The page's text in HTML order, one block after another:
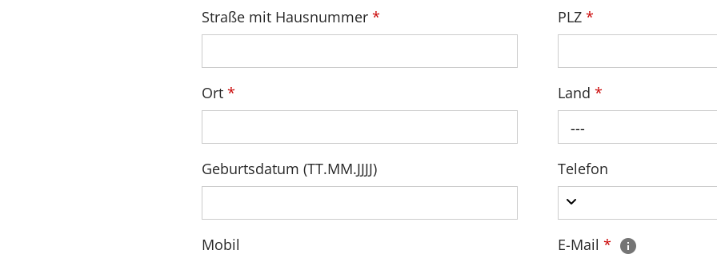
Straße mit Hausnummer * PLZ*
Ort * Land*
---
Geburtsdatum (TT.MM.JJJJ) Telefon
Mobil E-Mail*